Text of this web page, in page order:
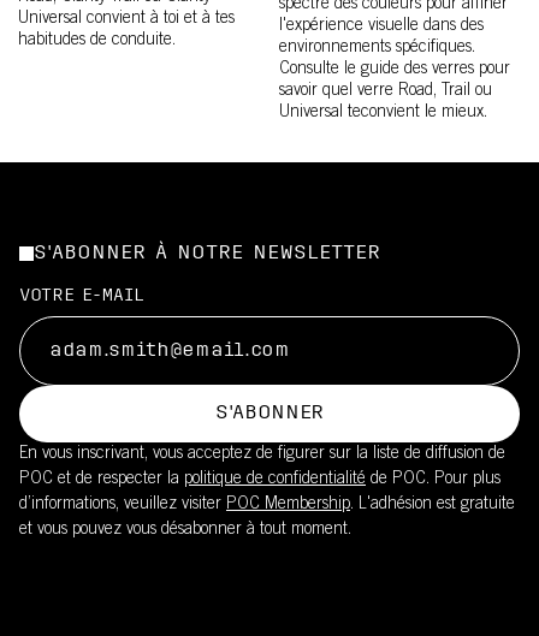
Universal convient à toi et à tes
habitudes de conduite.
spectre des couleurs pour affiner
l'expérience visuelle dans des
environnements spécifiques.
Consulte le guide des verres pour
savoir quel verre Road, Trail ou
Universal teconvient le mieux.
S'ABONNER À NOTRE NEWSLETTER
VOTRE E-MAIL
S'ABONNER
En vous inscrivant, vous acceptez de figurer sur la liste de diffusion de
POC et de respecter la politique de confidentialité de POC. Pour plus
d’informations, veuillez visiter POC Membership. L'adhésion est gratuite
et vous pouvez vous désabonner à tout moment.